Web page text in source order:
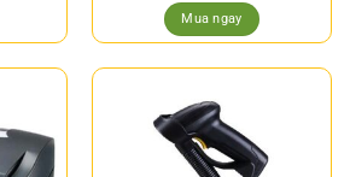
Mua ngay